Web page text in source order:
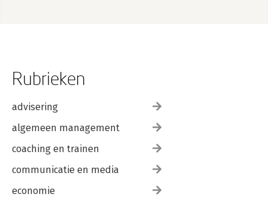
Rubrieken
advisering
algemeen management
coaching en trainen
communicatie en media
economie